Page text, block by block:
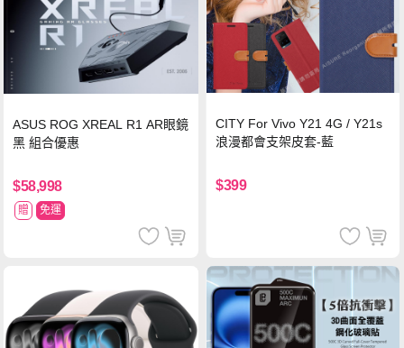
ASUS ROG XREAL R1 AR眼鏡
黑 組合優惠
$58,998
贈 免運
CITY For Vivo Y21 4G / Y21s
浪漫都會支架皮套-藍
$399